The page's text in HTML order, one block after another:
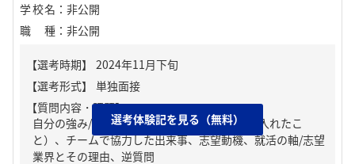
学校名 ： 非公開
職種 ： 非公開
【質問内容・課題】
自分の強み/弱み、ガクチカ（学生時代に力を入れたこ
と）、チームで協力した出来事、志望動機、就活の軸/志望
業界とその理由、逆質問
選考体験記を見る（無料）